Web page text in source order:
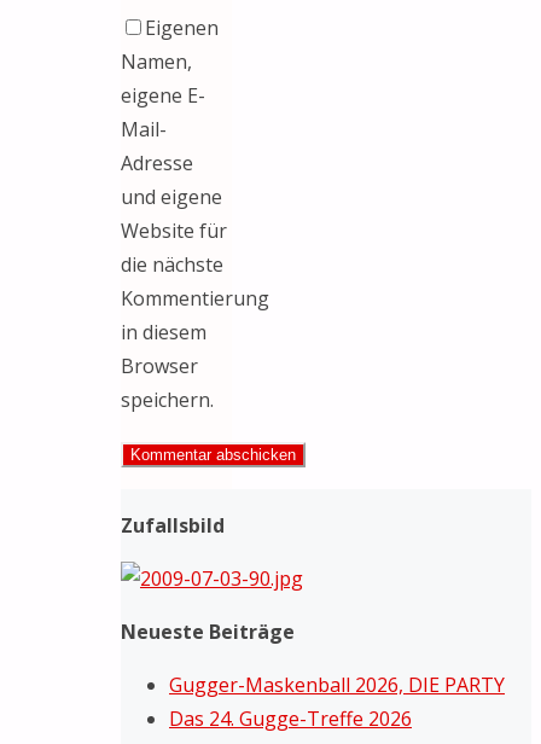
Eigenen
Namen,
eigene E-
Mail-
Adresse
und eigene
Website für
die nächste
Kommentierung
in diesem
Browser
speichern.
Zufallsbild
Neueste Beiträge
Gugger-Maskenball 2026, DIE PARTY
Das 24. Gugge-Treffe 2026